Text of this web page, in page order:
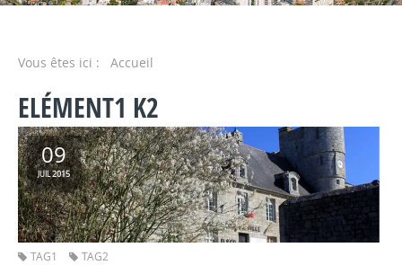
Vous êtes ici : Accueil
ELÉMENT1 K2
09
JUIL2015
TAG1 TAG2